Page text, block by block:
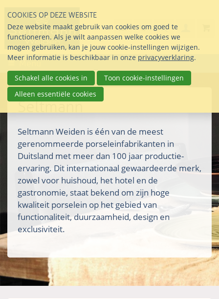
links
over
Direct
naar
inhoud
Direct
naar
het
info@seltmann-
Stel uw vraag
085 76 07 000
Search
Menu
Seltmann
Seltmann Weiden is één van de meest
gerenommeerde porseleinfabrikanten in
Duitsland met meer dan 100 jaar productie-
ervaring. Dit internationaal gewaardeerde merk,
zowel voor huishoud, het hotel en de
gastronomie, staat bekend om zijn hoge
kwaliteit porselein op het gebied van
functionaliteit, duurzaamheid, design en
exclusiviteit.
COOKIES OP DEZE WEBSITE
Deze website maakt gebruik van cookies om goed te
functioneren. Als je wilt aanpassen welke cookies we
mogen gebruiken, kan je jouw cookie-instellingen wijzigen.
Meer informatie is beschikbaar in onze privacyverklaring.
Schakel alle cookies in
Toon cookie-instellingen
Alleen essentiële cookies